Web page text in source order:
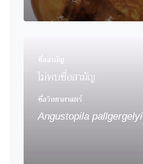
ชื่อสามัญ
ไม่พบชื่อสามัญ
ชื่อวิทยาศาสตร์
Angustopila pallgergelyi